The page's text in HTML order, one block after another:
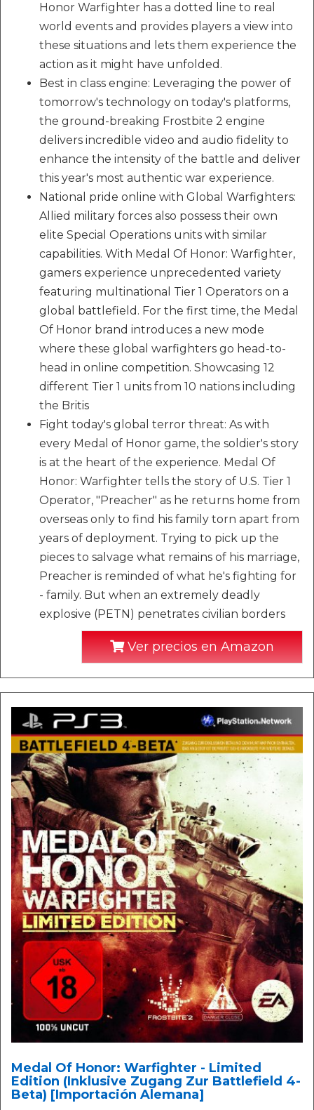
Honor Warfighter has a dotted line to real
world events and provides players a view into
these situations and lets them experience the
action as it might have unfolded.
Best in class engine: Leveraging the power of
tomorrow's technology on today's platforms,
the ground-breaking Frostbite 2 engine
delivers incredible video and audio fidelity to
enhance the intensity of the battle and deliver
this year's most authentic war experience.
National pride online with Global Warfighters:
Allied military forces also possess their own
elite Special Operations units with similar
capabilities. With Medal Of Honor: Warfighter,
gamers experience unprecedented variety
featuring multinational Tier 1 Operators on a
global battlefield. For the first time, the Medal
Of Honor brand introduces a new mode
where these global warfighters go head-to-
head in online competition. Showcasing 12
different Tier 1 units from 10 nations including
the Britis
Fight today's global terror threat: As with
every Medal of Honor game, the soldier's story
is at the heart of the experience. Medal Of
Honor: Warfighter tells the story of U.S. Tier 1
Operator, "Preacher" as he returns home from
overseas only to find his family torn apart from
years of deployment. Trying to pick up the
pieces to salvage what remains of his marriage,
Preacher is reminded of what he's fighting for
- family. But when an extremely deadly
explosive (PETN) penetrates civilian borders
Ver precios en Amazon
Medal Of Honor: Warfighter - Limited
Edition (Inklusive Zugang Zur Battlefield 4-
Beta) [Importación Alemana]